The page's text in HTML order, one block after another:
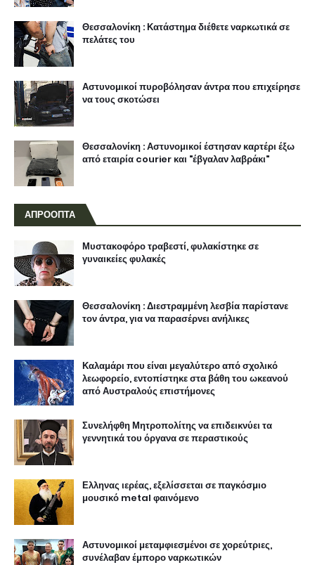
Θεσσαλονίκη : Κατάστημα διέθετε ναρκωτικά σε
πελάτες του
Αστυνομικοί πυροβόλησαν άντρα που επιχείρησε
να τους σκοτώσει
Θεσσαλονίκη : Αστυνομικοί έστησαν καρτέρι έξω
από εταιρία courier και "έβγαλαν λαβράκι"
ΑΠΡΟΟΠΤΑ
Μυστακοφόρο τραβεστί, φυλακίστηκε σε
γυναικείες φυλακές
Θεσσαλονίκη : Διεστραμμένη λεσβία παρίστανε
τον άντρα, για να παρασέρνει ανήλικες
Καλαμάρι που είναι μεγαλύτερο από σχολικό
λεωφορείο, εντοπίστηκε στα βάθη του ωκεανού
από Αυστραλούς επιστήμονες
Συνελήφθη Μητροπολίτης να επιδεικνύει τα
γεννητικά του όργανα σε περαστικούς
Ελληνας ιερέας, εξελίσσεται σε παγκόσμιο
μουσικό metal φαινόμενο
Αστυνομικοί μεταμφιεσμένοι σε χορεύτριες,
συνέλαβαν έμπορο ναρκωτικών